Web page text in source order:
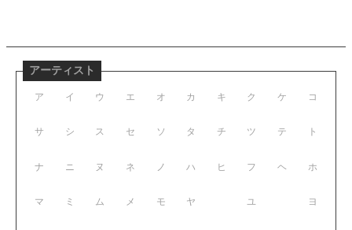
アーティスト
ア イ ウ エ オ
サ シ ス セ ソ
ナ ニ ヌ ネ ノ
マ ミ ム メ モ
カ キ ク ケ コ
タ チ ツ テ ト
ハ ヒ フ ヘ ホ
ヤ ユ ヨ